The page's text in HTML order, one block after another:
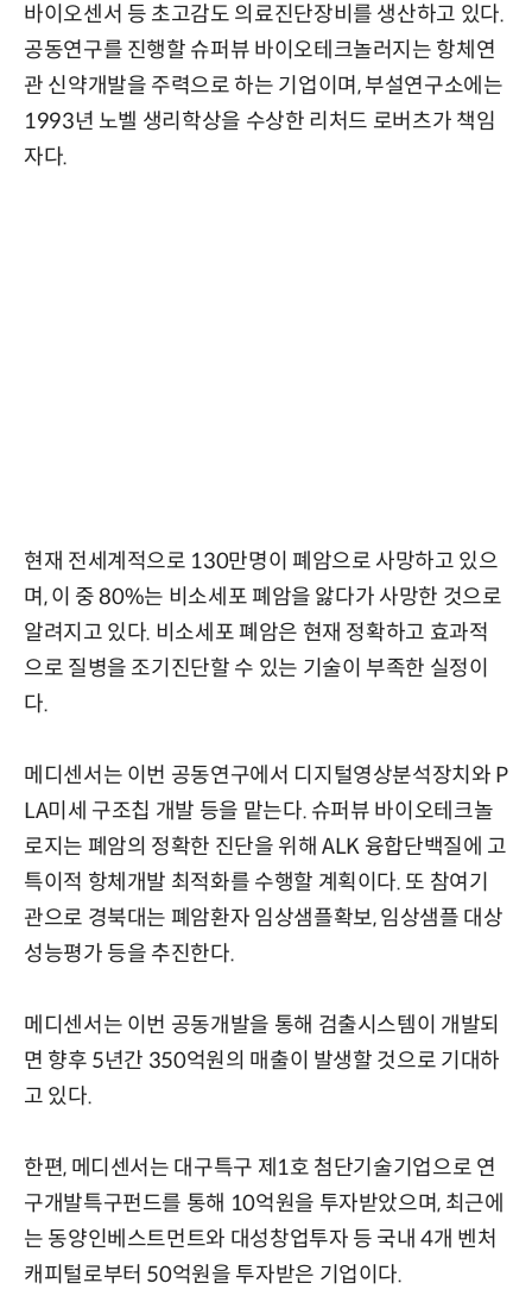
바이오센서 등 초고감도 의료진단장비를 생산하고 있다.
공동연구를 진행할 슈퍼뷰 바이오테크놀러지는 항체연
관 신약개발을 주력으로 하는 기업이며, 부설연구소에는
1993년 노벨 생리학상을 수상한 리처드 로버츠가 책임
자다.
현재 전세계적으로 130만명이 폐암으로 사망하고 있으
며, 이 중 80%는 비소세포 폐암을 앓다가 사망한 것으로
알려지고 있다. 비소세포 폐암은 현재 정확하고 효과적
으로 질병을 조기진단할 수 있는 기술이 부족한 실정이
다.
메디센서는 이번 공동연구에서 디지털영상분석장치와 P
LA미세 구조칩 개발 등을 맡는다. 슈퍼뷰 바이오테크놀
로지는 폐암의 정확한 진단을 위해 ALK 융합단백질에 고
특이적 항체개발 최적화를 수행할 계획이다. 또 참여기
관으로 경북대는 폐암환자 임상샘플확보, 임상샘플 대상
성능평가 등을 추진한다.
메디센서는 이번 공동개발을 통해 검출시스템이 개발되
면 향후 5년간 350억원의 매출이 발생할 것으로 기대하
고 있다.
한편, 메디센서는 대구특구 제1호 첨단기술기업으로 연
구개발특구펀드를 통해 10억원을 투자받았으며, 최근에
는 동양인베스트먼트와 대성창업투자 등 국내 4개 벤처
캐피털로부터 50억원을 투자받은 기업이다.